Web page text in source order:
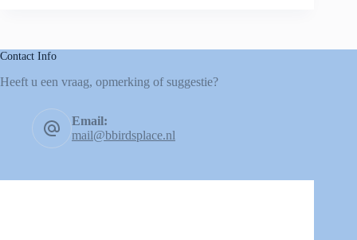
Contact Info
Heeft u een vraag, opmerking of suggestie?
Email:
mail@bbirdsplace.nl